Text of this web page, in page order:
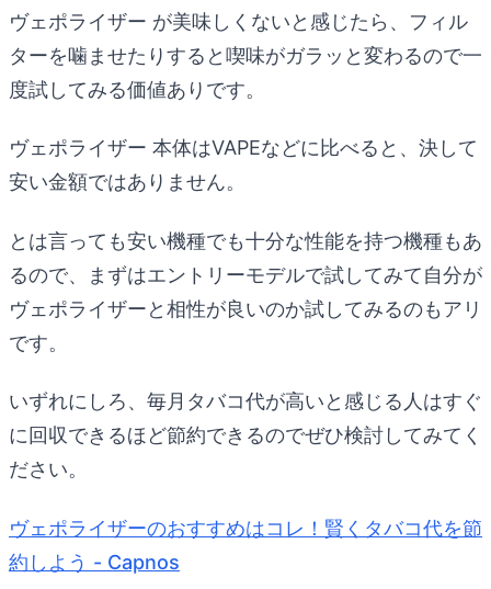
ヴェポライザー が美味しくないと感じたら、フィル
ターを噛ませたりすると喫味がガラッと変わるので一
度試してみる価値ありです。
ヴェポライザー 本体はVAPEなどに比べると、決して
安い金額ではありません。
とは言っても安い機種でも十分な性能を持つ機種もあ
るので、まずはエントリーモデルで試してみて自分が
ヴェポライザーと相性が良いのか試してみるのもアリ
です。
いずれにしろ、毎月タバコ代が高いと感じる人はすぐ
に回収できるほど節約できるのでぜひ検討してみてく
ださい。
ヴェポライザーのおすすめはコレ！賢くタバコ代を節
約しよう - Capnos